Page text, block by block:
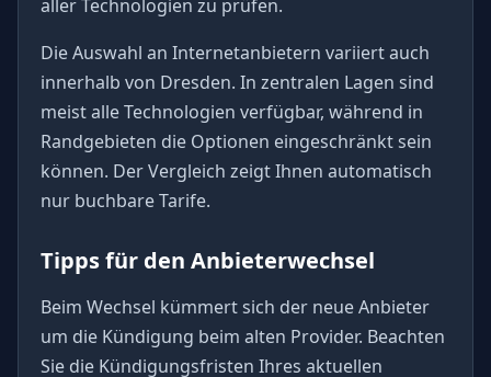
aller Technologien zu prüfen.
Die Auswahl an Internetanbietern variiert auch
innerhalb von Dresden. In zentralen Lagen sind
meist alle Technologien verfügbar, während in
Randgebieten die Optionen eingeschränkt sein
können. Der Vergleich zeigt Ihnen automatisch
nur buchbare Tarife.
Tipps für den Anbieterwechsel
Beim Wechsel kümmert sich der neue Anbieter
um die Kündigung beim alten Provider. Beachten
Sie die Kündigungsfristen Ihres aktuellen